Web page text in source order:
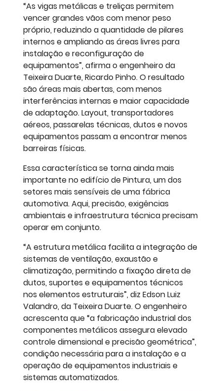
“As vigas metálicas e treliças permitem
vencer grandes vãos com menor peso
próprio, reduzindo a quantidade de pilares
internos e ampliando as áreas livres para
instalação e reconfiguração de
equipamentos”, afirma o engenheiro da
Teixeira Duarte, Ricardo Pinho. O resultado
são áreas mais abertas, com menos
interferências internas e maior capacidade
de adaptação. Layout, transportadores
aéreos, passarelas técnicas, dutos e novos
equipamentos passam a encontrar menos
barreiras físicas.
Essa característica se torna ainda mais
importante no edifício de Pintura, um dos
setores mais sensíveis de uma fábrica
automotiva. Aqui, precisão, exigências
ambientais e infraestrutura técnica precisam
operar em conjunto.
“A estrutura metálica facilita a integração de
sistemas de ventilação, exaustão e
climatização, permitindo a fixação direta de
dutos, suportes e equipamentos técnicos
nos elementos estruturais”, diz Edson Luiz
Valandro, da Teixeira Duarte. O engenheiro
acrescenta que “a fabricação industrial dos
componentes metálicos assegura elevado
controle dimensional e precisão geométrica”,
condição necessária para a instalação e a
operação de equipamentos industriais e
sistemas automatizados.